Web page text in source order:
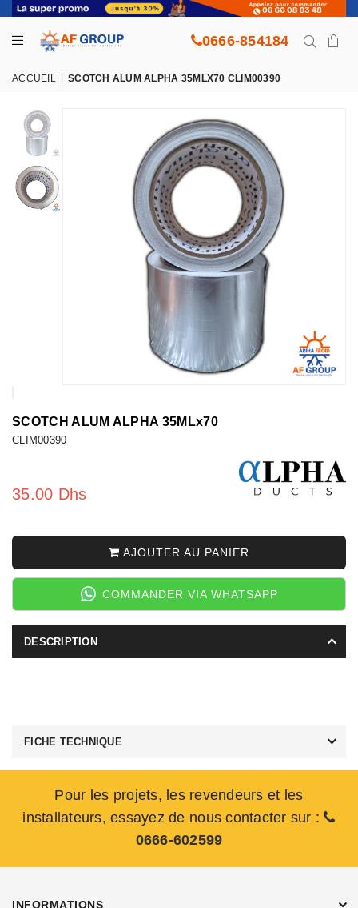
0666-854184
ACCUEIL SCOTCH ALUM ALPHA 35MLX70 CLIM00390
SCOTCH ALUM ALPHA 35MLx70
CLIM00390
35.00 Dhs
AJOUTER AU PANIER
COMMANDER VIA WHATSAPP
DESCRIPTION
FICHE TECHNIQUE
Pour les projets, les revendeurs et les
installateurs, essayez de nous contacter sur :
0666-602599
INFORMATIONS